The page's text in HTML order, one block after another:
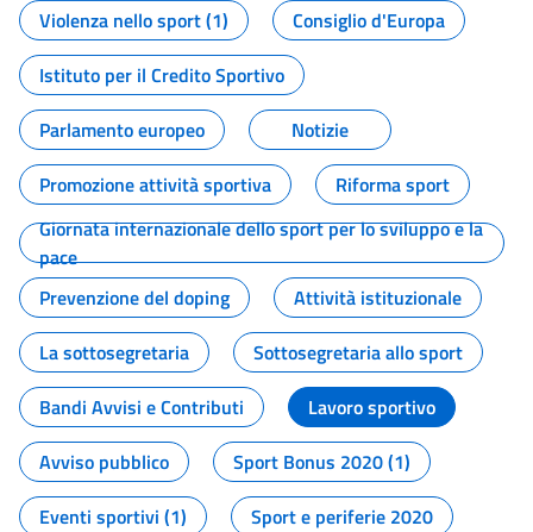
Violenza nello sport (1)
Consiglio d'Europa
Istituto per il Credito Sportivo
Parlamento europeo
Notizie
Promozione attività sportiva
Riforma sport
Giornata internazionale dello sport per lo sviluppo e la
pace
Prevenzione del doping
Attività istituzionale
La sottosegretaria
Sottosegretaria allo sport
Bandi Avvisi e Contributi
Lavoro sportivo
Avviso pubblico
Sport Bonus 2020 (1)
Eventi sportivi (1)
Sport e periferie 2020